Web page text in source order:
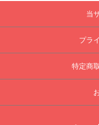
当
プラ
特定商